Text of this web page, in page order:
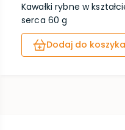
Kawałki rybne w
serca 60 g
Dodaj do koszyka